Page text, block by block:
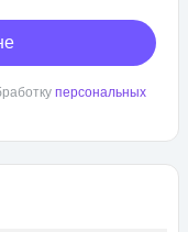
персональных